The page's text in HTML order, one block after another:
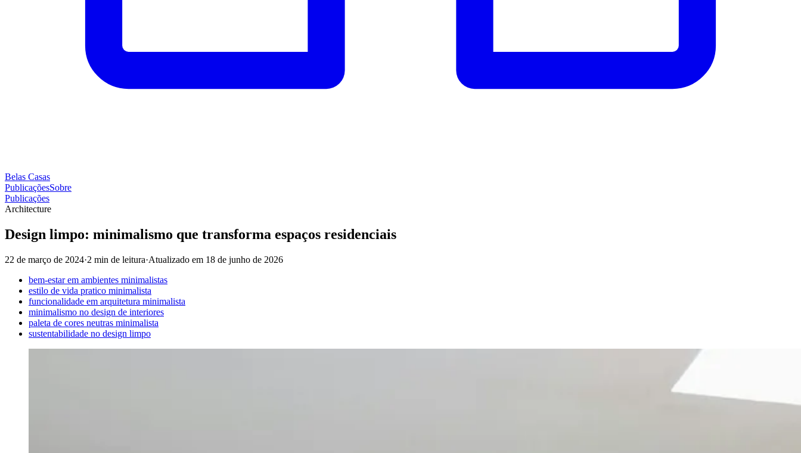
Belas Casas
PublicaçõesSobre
Publicações
Architecture
Design limpo: minimalismo que transforma espaços residenciais
22 de março de 2024·2 min de leitura·Atualizado em 18 de junho de 2026
bem-estar em ambientes minimalistas
estilo de vida pratico minimalista
funcionalidade em arquitetura minimalista
minimalismo no design de interiores
paleta de cores neutras minimalista
sustentabilidade no design limpo